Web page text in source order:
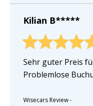
Kilian B*****
Sehr guter Preis
Problemlose
Wisecars Review-